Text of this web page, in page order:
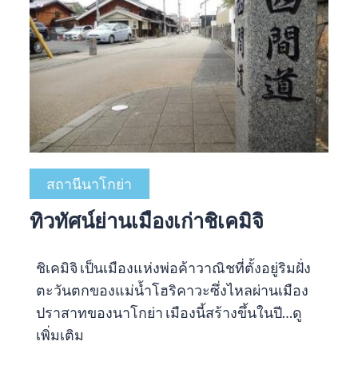
สถานีนาโกย่า
ทิวทัศน์ย่านเมืองเก่าชิเคมิจิ
ชิเคมิจิ เป็นเมืองแห่งพ่อค้าวาณิชที่ตั้งอยู่ริมฝั่ง
ตะวันตกของแม่น้ำโฮริคาวะซึ่งไหลผ่านเมือง
ปราสาทของนาโกย่า เมืองนี้สร้างขึ้นในปี…ดู
เพิ่มเติม